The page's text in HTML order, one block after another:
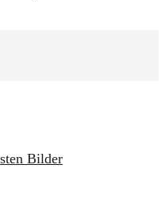
Bilder